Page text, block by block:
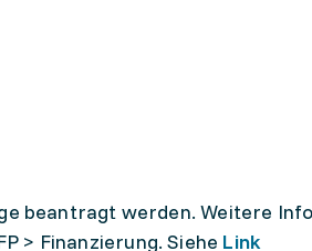
beantragt werden. Weitere
> Finanzierung. Siehe Link